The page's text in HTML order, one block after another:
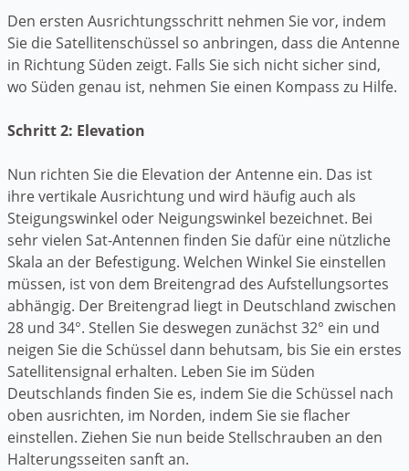
Den ersten Ausrichtungsschritt nehmen Sie vor, indem
Sie die Satellitenschüssel so anbringen, dass die Antenne
in Richtung Süden zeigt. Falls Sie sich nicht sicher sind,
wo Süden genau ist, nehmen Sie einen Kompass zu Hilfe.
Schritt 2: Elevation
Nun richten Sie die Elevation der Antenne ein. Das ist
ihre vertikale Ausrichtung und wird häufig auch als
Steigungswinkel oder Neigungswinkel bezeichnet. Bei
sehr vielen Sat-Antennen finden Sie dafür eine nützliche
Skala an der Befestigung. Welchen Winkel Sie einstellen
müssen, ist von dem Breitengrad des Aufstellungsortes
abhängig. Der Breitengrad liegt in Deutschland zwischen
28 und 34°. Stellen Sie deswegen zunächst 32° ein und
neigen Sie die Schüssel dann behutsam, bis Sie ein erstes
Satellitensignal erhalten. Leben Sie im Süden
Deutschlands finden Sie es, indem Sie die Schüssel nach
oben ausrichten, im Norden, indem Sie sie flacher
einstellen. Ziehen Sie nun beide Stellschrauben an den
Halterungsseiten sanft an.